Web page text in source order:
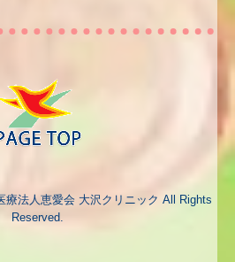
療法人恵愛会 大沢クリニック All Rights
Reserved.